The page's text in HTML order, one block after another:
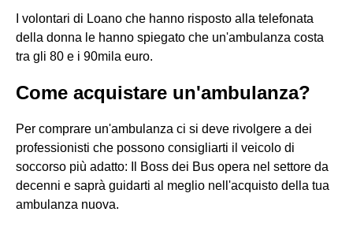
I volontari di Loano che hanno risposto alla telefonata
della donna le hanno spiegato che un'ambulanza costa
tra gli 80 e i 90mila euro.
Come acquistare un'ambulanza?
Per comprare un'ambulanza ci si deve rivolgere a dei
professionisti che possono consigliarti il veicolo di
soccorso più adatto: Il Boss dei Bus opera nel settore da
decenni e saprà guidarti al meglio nell'acquisto della tua
ambulanza nuova.